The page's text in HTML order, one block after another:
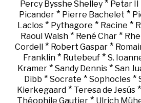
Percy Bysshe Shelley * Petar
Picander * Pierre Bachelet *
Laclos* Pythagore * Racine *
Raoul Walsh* René Char*
Cordell * Robert Gaspar*
Franklin* Rutebeuf* S.
Kramer * Sandy Dennis * San
Dibb * Socrate * Sophocles *
Kierkegaard* Teresa de Jesús*
Théophile Gautier * Ulrich